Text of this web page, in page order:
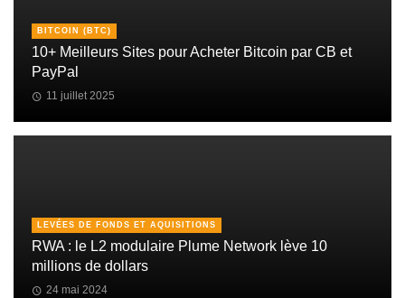
BITCOIN (BTC)
10+ Meilleurs Sites pour Acheter Bitcoin par CB et
PayPal
11 juillet 2025
LEVÉES DE FONDS ET AQUISITIONS
RWA : le L2 modulaire Plume Network lève 10
millions de dollars
24 mai 2024